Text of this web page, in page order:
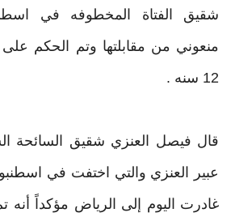
شقيق الفتاة المخطوفه في
منعوني من مقابلتها وتم الحكم
12 سنه .
قال فيصل العنزي شقيق السائحة
عبير العنزي والتي اختفت في
غادرت اليوم إلى الرياض مؤكداً أنه